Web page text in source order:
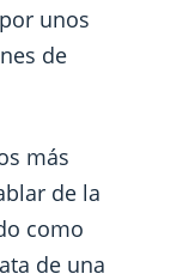
unos
de
más
de la
como
de una